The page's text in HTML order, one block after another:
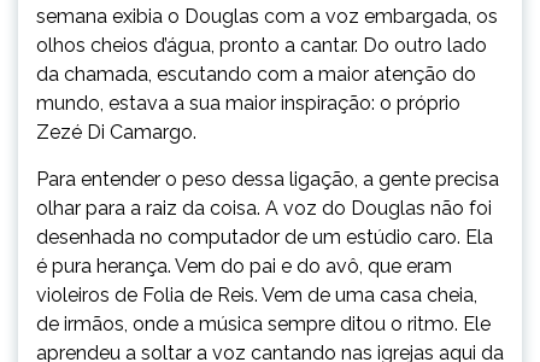
semana exibia o Douglas com a voz embargada, os
olhos cheios d’água, pronto a cantar. Do outro lado
da chamada, escutando com a maior atenção do
mundo, estava a sua maior inspiração: o próprio
Zezé Di Camargo.
Para entender o peso dessa ligação, a gente precisa
olhar para a raiz da coisa. A voz do Douglas não foi
desenhada no computador de um estúdio caro. Ela
é pura herança. Vem do pai e do avô, que eram
violeiros de Folia de Reis. Vem de uma casa cheia,
de irmãos, onde a música sempre ditou o ritmo. Ele
aprendeu a soltar a voz cantando nas igrejas aqui da